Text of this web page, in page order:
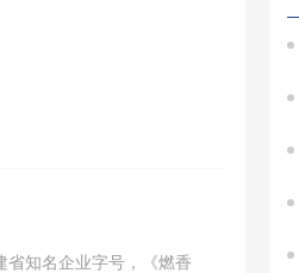
知名企业字号，《燃香